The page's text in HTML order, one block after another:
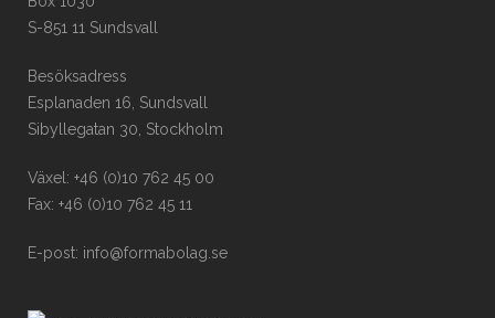
S-851 11 Sundsvall
Besöksadress
Esplanaden 16, Sundsvall
Sibyllegatan 30, Stockholm
Växel: +46 (0)10 762 45 00
Fax: +46 (0)10 762 45 11
E-post: info@formabolag.se